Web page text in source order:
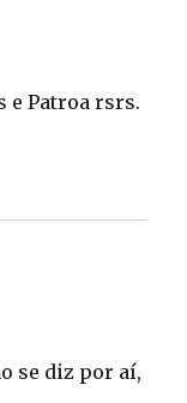
e Patroa rsrs.
se diz por aí,